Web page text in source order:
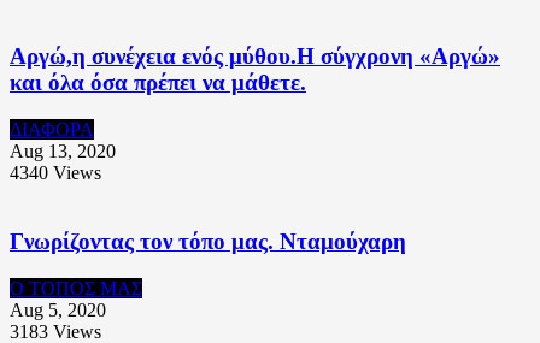
Αργώ,η συνέχεια ενός μύθου.Η σύγχρονη «Αργώ»
και όλα όσα πρέπει να μάθετε.
ΔΙΑΦΟΡΑ
Aug 13, 2020
4340 Views
Γνωρίζοντας τον τόπο μας. Νταμούχαρη
Ο ΤΟΠΟΣ ΜΑΣ
Aug 5, 2020
3183 Views